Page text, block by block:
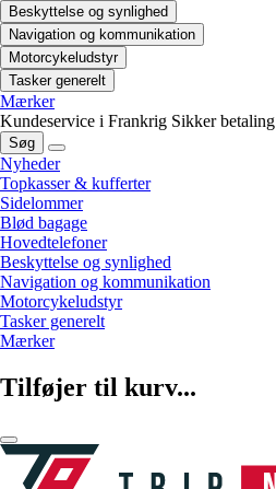
Beskyttelse og synlighed
Navigation og kommunikation
Motorcykeludstyr
Tasker generelt
Mærker
Kundeservice i Frankrig Sikker betaling
Søg
Nyheder
Topkasser & kufferter
Sidelommer
Blød bagage
Hovedtelefoner
Beskyttelse og synlighed
Navigation og kommunikation
Motorcykeludstyr
Tasker generelt
Mærker
Tilføjer til kurv...